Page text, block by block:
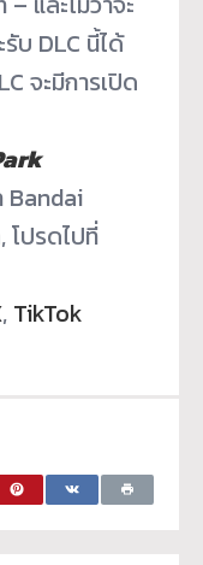
บ DLC นี้ได้
จะมีการเปิด
ปรดไปที่
, TikTok